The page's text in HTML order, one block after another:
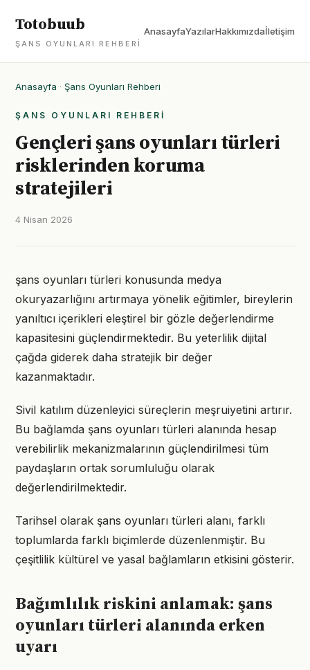
Totobuub
ŞANS OYUNLARI REHBERI
AnasayfaYazılarHakkımızdaİletişim
Anasayfa · Şans Oyunları Rehberi
ŞANS OYUNLARI REHBERI
Gençleri şans oyunları türleri
risklerinden koruma
stratejileri
4 Nisan 2026
şans oyunları türleri konusunda medya
okuryazarlığını artırmaya yönelik eğitimler, bireylerin
yanıltıcı içerikleri eleştirel bir gözle değerlendirme
kapasitesini güçlendirmektedir. Bu yeterlilik dijital
çağda giderek daha stratejik bir değer
kazanmaktadır.
Sivil katılım düzenleyici süreçlerin meşruiyetini artırır.
Bu bağlamda şans oyunları türleri alanında hesap
verebilirlik mekanizmalarının güçlendirilmesi tüm
paydaşların ortak sorumluluğu olarak
değerlendirilmektedir.
Tarihsel olarak şans oyunları türleri alanı, farklı
toplumlarda farklı biçimlerde düzenlenmiştir. Bu
çeşitlilik kültürel ve yasal bağlamların etkisini gösterir.
Bağımlılık riskini anlamak: şans
oyunları türleri alanında erken
uyarı